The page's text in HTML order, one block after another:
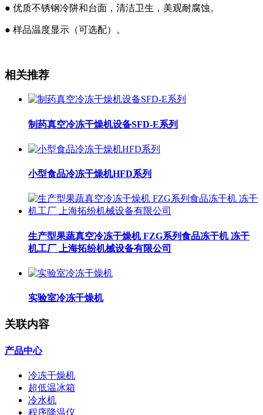
● 优质不锈钢冷阱和台面，清洁卫生，美观耐腐蚀。
● 样品温度显示（可选配）。
相关推荐
制药真空冷冻干燥机设备SFD-E系列
小型食品冷冻干燥机HFD系列
生产型果蔬真空冷冻干燥机 FZG系列食品冻干机 冻干
机工厂 上海拓纷机械设备有限公司
实验室冷冻干燥机
关联内容
产品中心
冷冻干燥机
超低温冰箱
冷水机
程序降温仪